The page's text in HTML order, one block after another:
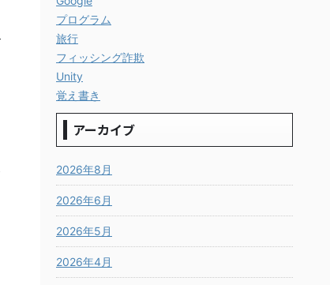
プログラム
旅行
フィッシング詐欺
Unity
覚え書き
アーカイブ
2026年8月
2026年6月
2026年5月
2026年4月